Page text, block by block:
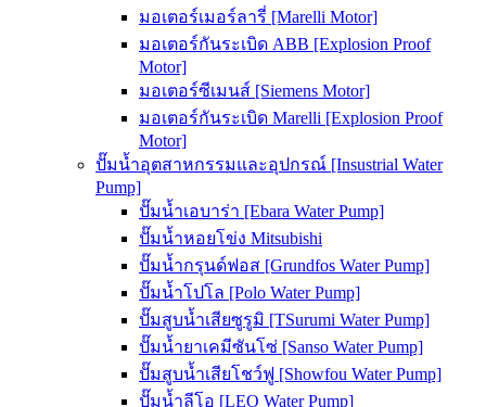
มอเตอร์เมอร์ลารี่ [Marelli Motor]
มอเตอร์กันระเบิด ABB [Explosion Proof
Motor]
มอเตอร์ซีเมนส์ [Siemens Motor]
มอเตอร์กันระเบิด Marelli [Explosion Proof
Motor]
ปั๊มน้ำอุตสาหกรรมและอุปกรณ์ [Insustrial Water
Pump]
ปั๊มน้ำเอบาร่า [Ebara Water Pump]
ปั๊มน้ำหอยโข่ง Mitsubishi
ปั๊มน้ำกรุนด์ฟอส [Grundfos Water Pump]
ปั๊มน้ำโปโล [Polo Water Pump]
ปั๊มสูบน้ำเสียซูรูมิ [TSurumi Water Pump]
ปั๊มน้ำยาเคมีซันโซ่ [Sanso Water Pump]
ปั๊มสูบน้ำเสียโชว์ฟู [Showfou Water Pump]
ปั๊มน้ำลีโอ [LEO Water Pump]